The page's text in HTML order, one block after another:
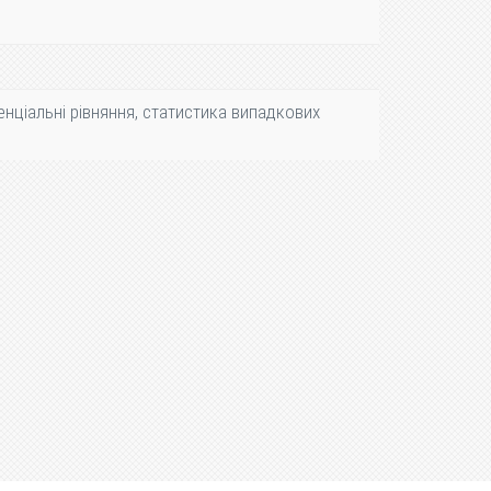
рівняння, статистика випадкових